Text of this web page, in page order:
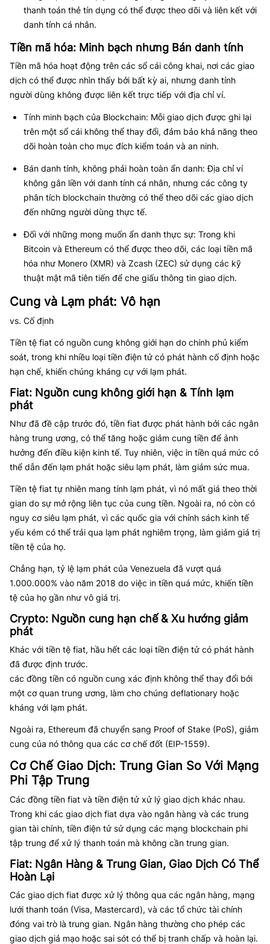
thanh toán thẻ tín dụng có thể được theo dõi và liên kết với
danh tính cá nhân.
Tiền mã hóa: Minh bạch nhưng Bán danh tính
Tiền mã hóa hoạt động trên các sổ cái công khai, nơi các giao
dịch có thể được nhìn thấy bởi bất kỳ ai, nhưng danh tính
người dùng không được liên kết trực tiếp với địa chỉ ví.
Tính minh bạch của Blockchain: Mỗi giao dịch được ghi lại
trên một sổ cái không thể thay đổi, đảm bảo khả năng theo
dõi hoàn toàn cho mục đích kiểm toán và an ninh.
Bán danh tính, không phải hoàn toàn ẩn danh: Địa chỉ ví
không gắn liền với danh tính cá nhân, nhưng các công ty
phân tích blockchain thường có thể theo dõi các giao dịch
đến những người dùng thực tế.
Đối với những mong muốn ẩn danh thực sự: Trong khi
Bitcoin và Ethereum có thể được theo dõi, các loại tiền mã
hóa như Monero (XMR) và Zcash (ZEC) sử dụng các kỹ
thuật mật mã tiên tiến để che giấu thông tin giao dịch.
Cung và Lạm phát: Vô hạn
vs. Cố định
Tiền tệ fiat có nguồn cung không giới hạn do chính phủ kiểm
soát, trong khi nhiều loại tiền điện tử có phát hành cố định hoặc
hạn chế, khiến chúng kháng cự với lạm phát.
Fiat: Nguồn cung không giới hạn & Tính lạm
phát
Như đã đề cập trước đó, tiền fiat được phát hành bởi các ngân
hàng trung ương, có thể tăng hoặc giảm cung tiền để ảnh
hưởng đến điều kiện kinh tế. Tuy nhiên, việc in tiền quá mức có
thể dẫn đến lạm phát hoặc siêu lạm phát, làm giảm sức mua.
Tiền tệ fiat tự nhiên mang tính lạm phát, vì nó mất giá theo thời
gian do sự mở rộng liên tục của cung tiền. Ngoài ra, nó còn có
nguy cơ siêu lạm phát, vì các quốc gia với chính sách kinh tế
yếu kém có thể trải qua lạm phát nghiêm trọng, làm giảm giá trị
tiền tệ của họ.
Chẳng hạn, tỷ lệ lạm phát của Venezuela đã vượt quá
1.000.000% vào năm 2018 do việc in tiền quá mức, khiến tiền
tệ của họ gần như vô giá trị.
Crypto: Nguồn cung hạn chế & Xu hướng giảm
phát
Khác với tiền tệ fiat, hầu hết các loại tiền điện tử có phát hành
đã được định trước.
các đồng tiền có nguồn cung xác định không thể thay đổi bởi
một cơ quan trung ương, làm cho chúng deflationary hoặc
kháng với lạm phát.
Ngoài ra, Ethereum đã chuyển sang Proof of Stake (PoS), giảm
cung của nó thông qua các cơ chế đốt (EIP-1559).
Cơ Chế Giao Dịch: Trung Gian So Với Mạng
Phi Tập Trung
Các đồng tiền fiat và tiền điện tử xử lý giao dịch khác nhau.
Trong khi các giao dịch fiat dựa vào ngân hàng và các trung
gian tài chính, tiền điện tử sử dụng các mạng blockchain phi
tập trung để xử lý thanh toán mà không cần trung gian.
Fiat: Ngân Hàng & Trung Gian, Giao Dịch Có Thể
Hoàn Lại
Các giao dịch fiat được xử lý thông qua các ngân hàng, mạng
lưới thanh toán (Visa, Mastercard), và các tổ chức tài chính
đóng vai trò là trung gian. Ngân hàng thường cho phép các
giao dịch giả mạo hoặc sai sót có thể bị tranh chấp và hoàn lại.